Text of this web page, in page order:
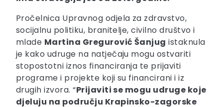
Pročelnica Upravnog odjela za zdravstvo,
socijalnu politiku, branitelje, civilno društvo i
mlade Martina Gregurović Šanjug istaknula
je kako udruge na natječaju mogu ostvariti
stopostotni iznos financiranja te prijaviti
programe i projekte koji su financirani i iz
drugih izvora. “Prijaviti se mogu udruge koje
djeluju na području Krapinsko-zagorske